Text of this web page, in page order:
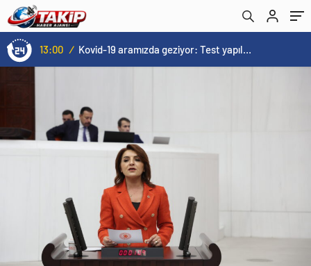
13:00 / Kovid-19 aramızda geziyor: Test yapılmadığı için kimse farkında değil